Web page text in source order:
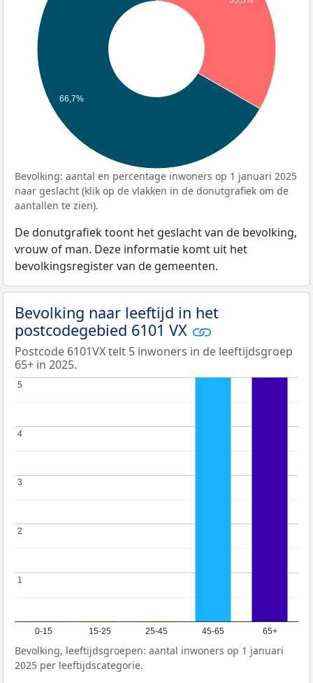
66,7%
Bevolking: aantal en percentage inwoners op 1 januari 2025
naar geslacht (klik op de vlakken in de donutgrafiek om de
aantallen te zien).
De donutgrafiek toont het geslacht van de bevolking,
vrouw of man. Deze informatie komt uit het
bevolkingsregister van de gemeenten.
Bevolking naar leeftijd in het
postcodegebied 6101 VX
Postcode 6101VX telt 5 inwoners in de leeftijdsgroep
65+ in 2025.
0-15 15-25 25-45 45-65 65+
1
1
2
2
3
3
4
4
5
5
Bevolking, leeftijdsgroepen: aantal inwoners op 1 januari
2025 per leeftijdscategorie.